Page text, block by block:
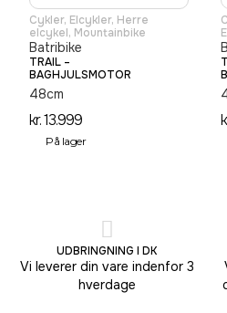
Cykler, Elcykler, Herre
elcykel, Mountainbike
Batribike
TRAIL –
BAGHJULSMOTOR
48cm
kr.13.999
På lager
UDBRINGNING I DK
Vi leverer din vare indenfor 3
hverdage